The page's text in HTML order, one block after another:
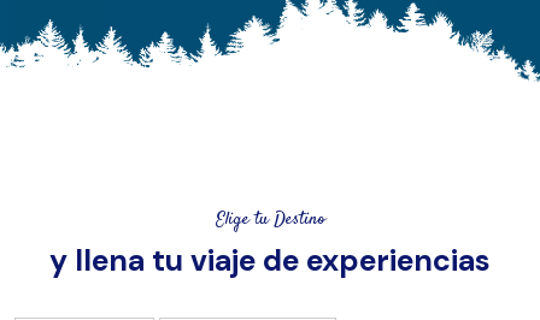
Elige tu Destino
y llena tu viaje de experiencias